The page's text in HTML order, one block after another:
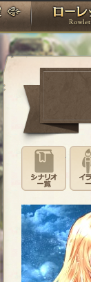
PandoraPartyProject
神殿
シナ